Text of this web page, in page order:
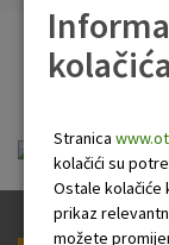
Srednja i velika
Faktoring
O nama
PB
kolačića
Stranica
kolačići su
Ostale kolačiće
prikaz
možete